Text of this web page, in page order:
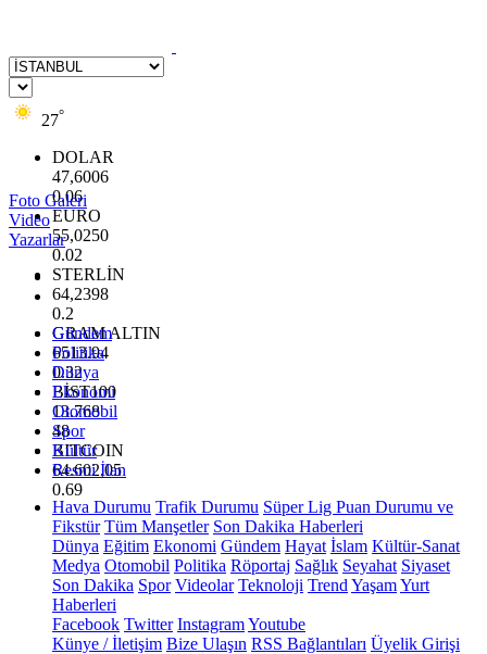
27°
DOLAR
47,6006
0.06
EURO
55,0250
0.02
STERLİN
64,2398
0.2
GRAM ALTIN
6513.94
0.32
BİST100
13.768
48
BITCOIN
64.602,05
0.69
Foto Galeri
Video
Yazarlar
Gündem
Politika
Dünya
Ekonomi
Otomobil
Spor
Kültür
Resmi İlan
Hava Durumu Trafik Durumu Süper Lig Puan Durumu ve
Fikstür Tüm Manşetler Son Dakika Haberleri
Dünya Eğitim Ekonomi Gündem Hayat İslam Kültür-Sanat
Medya Otomobil Politika Röportaj Sağlık Seyahat Siyaset
Son Dakika Spor Videolar Teknoloji Trend YaşamYurt
Haberleri
Facebook Twitter InstagramYoutube
Künye / İletişim Bize Ulaşın RSS Bağlantıları Üyelik Girişi